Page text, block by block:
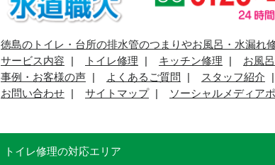
徳島のトイレ・台所の排水管のつまりやお風呂・水漏れ
サービス内容
トイレ修理 キッチン修理 お風
事例・お客様の声
よくあるご質問 スタッフ紹介
お問い合わせ
サイトマップ ソーシャルメディア
トイレ修理の対応エリア